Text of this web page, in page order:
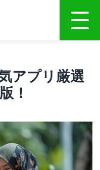
アプリ厳選
！